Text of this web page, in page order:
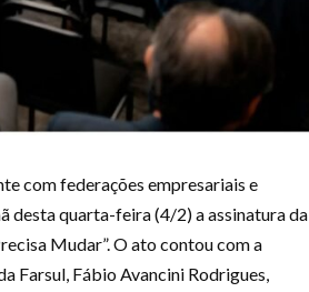
com federações empresariais e
desta quarta-feira (4/2) a assinatura da
Mudar”. O ato contou com a
Farsul, Fábio Avancini Rodrigues,